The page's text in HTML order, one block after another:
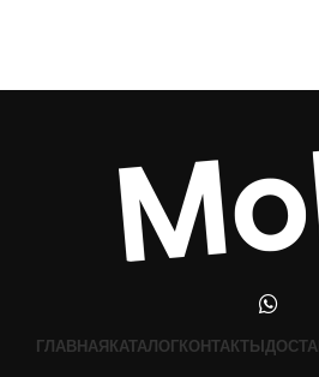
ГЛАВНАЯКАТАЛОГКОНТАКТЫ